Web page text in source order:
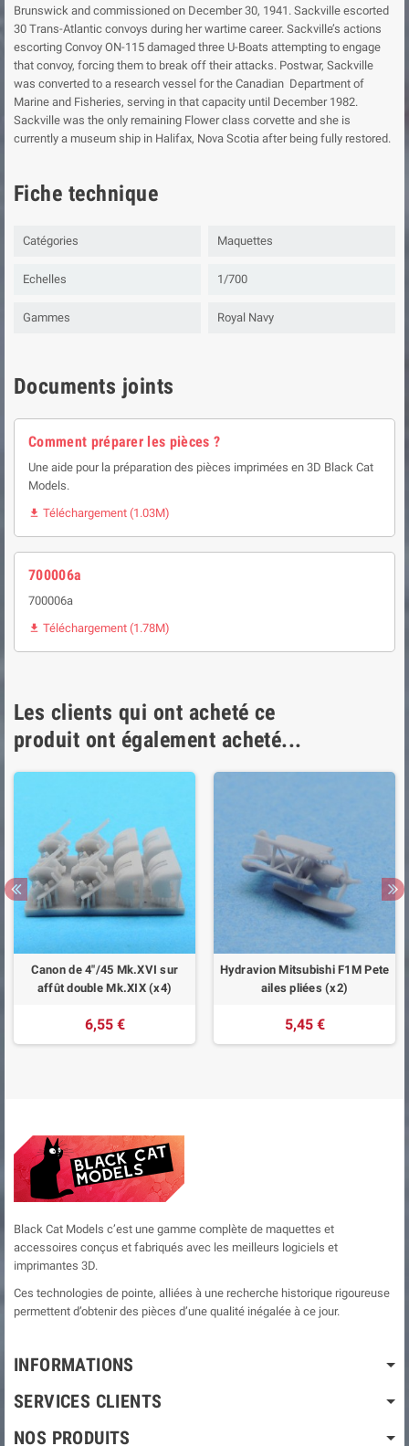
Brunswick and commissioned on December 30, 1941. Sackville escorted
30 Trans-Atlantic convoys during her wartime career. Sackville’s actions
escorting Convoy ON-115 damaged three U-Boats attempting to engage
that convoy, forcing them to break off their attacks. Postwar, Sackville
was converted to a research vessel for the Canadian Department of
Marine and Fisheries, serving in that capacity until December 1982.
Sackville was the only remaining Flower class corvette and she is
currently a museum ship in Halifax, Nova Scotia after being fully restored.
Fiche technique
Catégories Maquettes
Echelles 1/700
Gammes Royal Navy
Documents joints
Comment préparer les pièces ?
Une aide pour la préparation des pièces imprimées en 3D Black Cat
Models.
 Téléchargement (1.03M)
700006a
700006a
 Téléchargement (1.78M)
Les clients qui ont acheté ce
produit ont également acheté...
Canon de 4"/45 Mk.XVI sur
affût double Mk.XIX (x4)
6,55 €
Hydravion Mitsubishi F1M Pete
ailes pliées (x2)
5,45 €
Black Cat Models c’est une gamme complète de maquettes et
accessoires conçus et fabriqués avec les meilleurs logiciels et
imprimantes 3D.
Ces technologies de pointe, alliées à une recherche historique rigoureuse
permettent d’obtenir des pièces d’une qualité inégalée à ce jour.
INFORMATIONS
SERVICES CLIENTS
NOS PRODUITS